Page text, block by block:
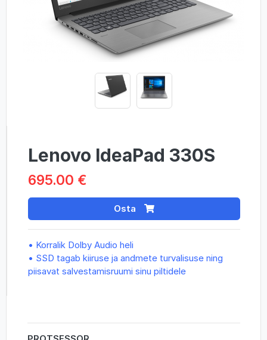
Lenovo IdeaPad 330S
695.00 €
Osta
• Korralik Dolby Audio heli
• SSD tagab kiiruse ja andmete turvalisuse ning
piisavat salvestamisruumi sinu piltidele